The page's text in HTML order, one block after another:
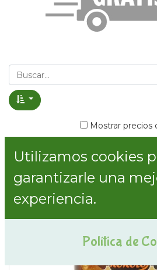
Mostrar precios
Mostrar categorías
Utilizamos cookies
garantizarle una
experiencia.
Política de